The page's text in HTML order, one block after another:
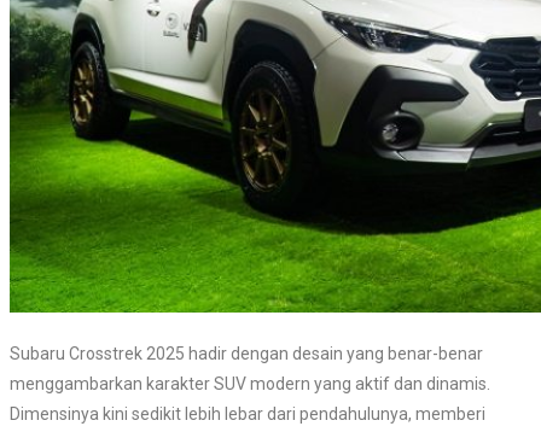
Subaru Crosstrek 2025 hadir dengan desain yang benar-benar
menggambarkan karakter SUV modern yang aktif dan dinamis.
Dimensinya kini sedikit lebih lebar dari pendahulunya, memberi